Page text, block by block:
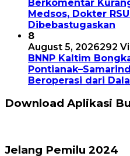
Berkomentar
Medsos, Dokter
Dibebastugaskan
8
August 5, 2026292
BNNP Kaltim
Beroperasi dari
Download Aplikasi
Jelang Pemilu 2024